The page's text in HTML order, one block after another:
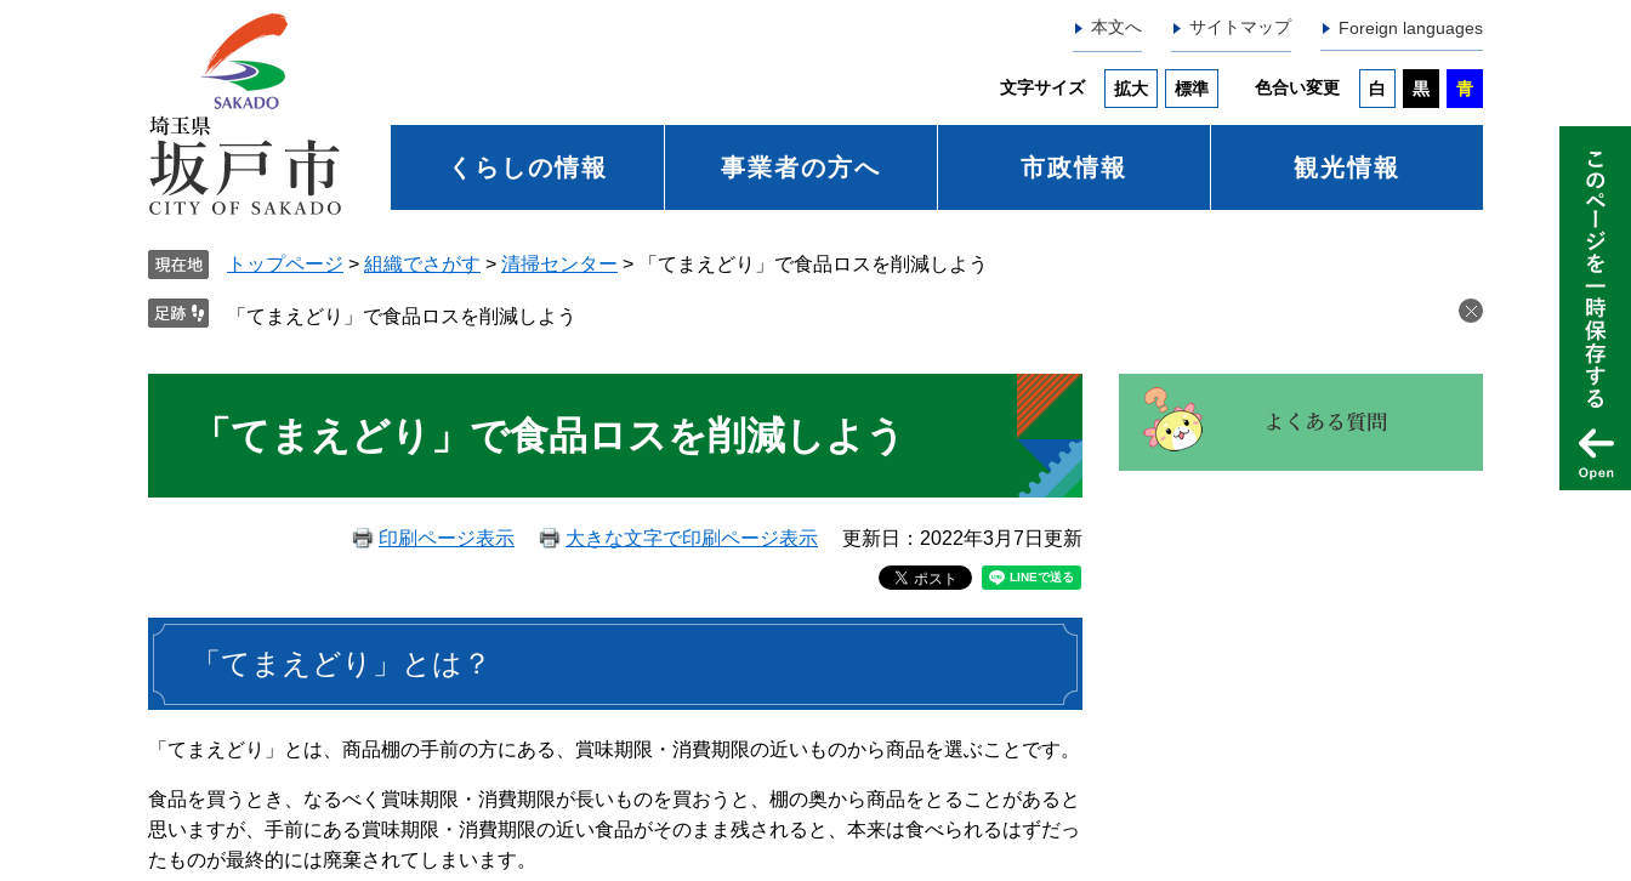
本文へ サイトマップ Foreign languages
文字サイズ 拡大 標準 色合い変更 白 黒 青
くらしの情報 事業者の方へ 市政情報 観光情報
トップページ > 組織でさがす > 清掃センター > 「てまえどり」で食品ロスを削減しよう
「てまえどり」で食品ロスを削減しよう
「てまえどり」で食品ロスを削減しよう
印刷ページ表示 大きな文字で印刷ページ表示 更新日：2022年3月7日更新
「てまえどり」とは？
「てまえどり」とは、商品棚の手前の方にある、賞味期限・消費期限の近いものから商品を選ぶことです。
食品を買うとき、なるべく賞味期限・消費期限が長いものを買おうと、棚の奥から商品をとることがあると
思いますが、手前にある賞味期限・消費期限の近い食品がそのまま残されると、本来は食べられるはずだっ
たものが最終的には廃棄されてしまいます。